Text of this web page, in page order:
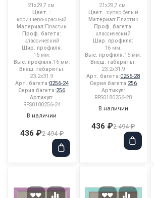
21x29,7 см.
Цвет..:
коричнево-красный
Материал:Пластик
Проф. багета:
классический
Шир. профиля:
16 мм.
Выс. профиля:16 мм.
Внеш. габариты:
23.2x31.9
Арт. багета:0256-24
Серия багета:256
Артикул:
RPS0180256-24
В наличии
436 ₽2 494 ₽
21x29,7 см.
Цвет..:супер белый
Материал:Пластик
Проф. багета:
классический
Шир. профиля:
16 мм.
Выс. профиля:16 мм.
Внеш. габариты:
23.2x31.9
Арт. багета:0256-28
Серия багета:256
Артикул:
RPS0180256-28
В наличии
436 ₽2 494 ₽